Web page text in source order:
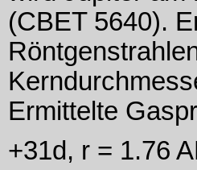
(CBET 5640).
Ermittelte
+31d, r = 1.76